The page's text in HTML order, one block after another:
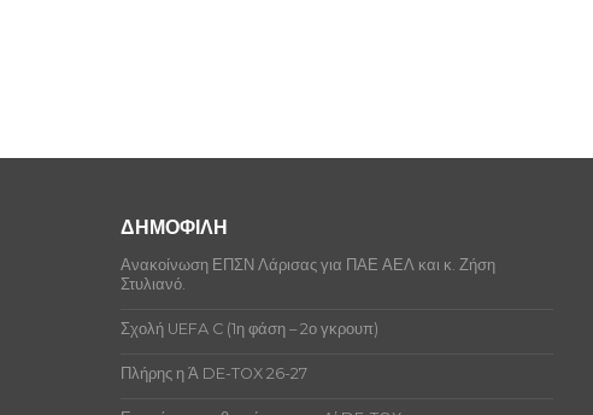
ΔΗΜΟΦΙΛΗ
Ανακοίνωση ΕΠΣΝ Λάρισας για ΠΑΕ ΑΕΛ και κ. Ζήση
Στυλιανό.
Σχολή UEFA C (1η φάση – 2ο γκρουπ)
Πλήρης η Ά DE-TOX 26-27